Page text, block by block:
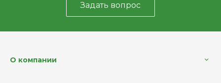
Задать вопрос
О компании